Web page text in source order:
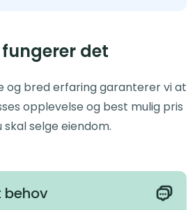
fungerer det
og bred erfaring garanterer vi at
opplevelse og best mulig pris
skal selge eiendom.
behov